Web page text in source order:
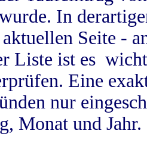
In
Seite -
Liste ist es
Eine
nur
Monat und Jahr.